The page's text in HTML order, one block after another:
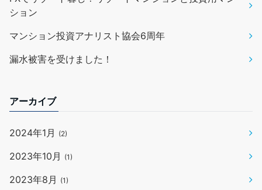
ション
マンション投資アナリスト協会6周年
漏水被害を受けました！
アーカイブ
2024年1月 (2)
2023年10月 (1)
2023年8月 (1)